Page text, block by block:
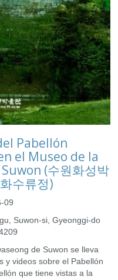
Pabellón
el Museo de la
(수원화성박
수류정)
09
Suwon-si, Gyeonggi-do
de Suwon se lleva
y videos sobre el Pabellón
que tiene vistas a la